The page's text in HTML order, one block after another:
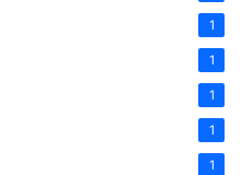
1
1
1
1
1